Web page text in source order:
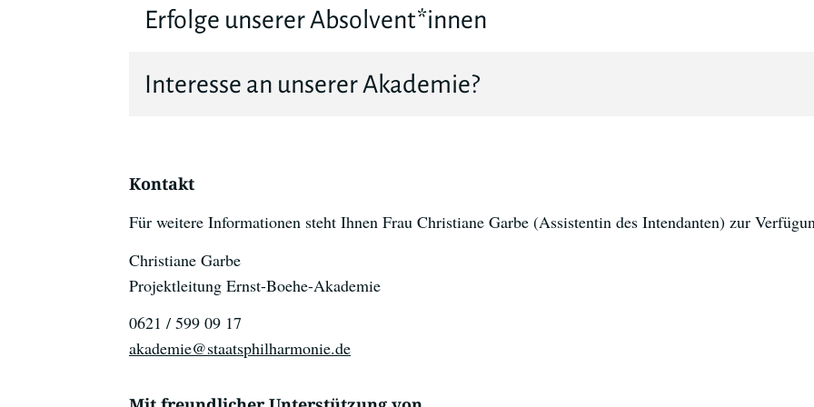
Erfolge unserer Absolvent*innen
Interesse an unserer Akademie?
Kontakt
Für weitere Informationen steht Ihnen Frau Christiane Garbe (Assistentin des Intendanten) zur
Christiane Garbe
Projektleitung Ernst-Boehe-Akademie
0621 / 599 09 17
akademie@staatsphilharmonie.de